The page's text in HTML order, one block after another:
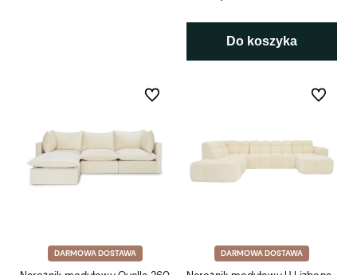
Do koszyka
DARMOWA DOSTAWA
Do ulubionych
DARMOWA DOSTAWA
Do